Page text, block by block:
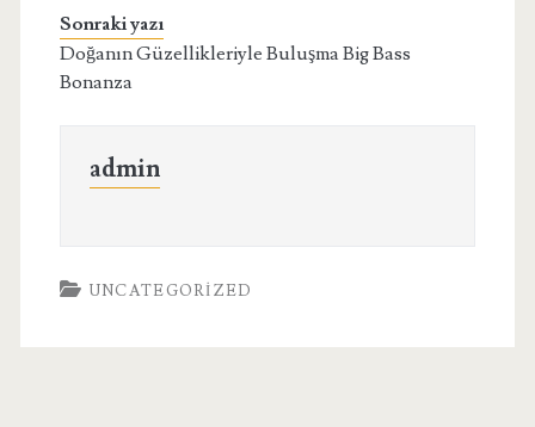
Sonraki yazı
Doğanın Güzellikleriyle Buluşma Big Bass
Bonanza
admin
UNCATEGORIZED